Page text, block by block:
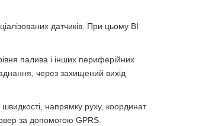
датчиків. При цьому BI
палива і інших периферійних
через захищений вихід
напрямку руху, координат
за допомогою GPRS.